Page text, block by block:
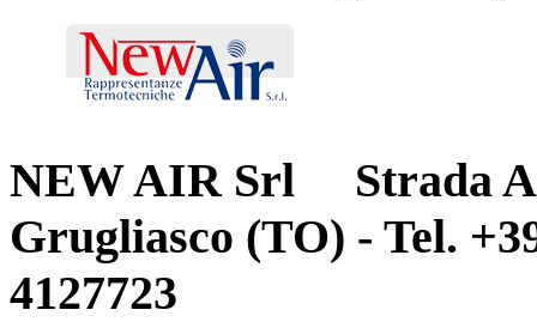
NEW AIR Srl Strada
Grugliasco (TO) - Tel.
4127723